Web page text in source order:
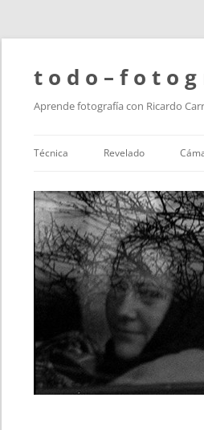
t o d o – f o t o
Aprende fotografía con Ricardo
Técnica Revelado